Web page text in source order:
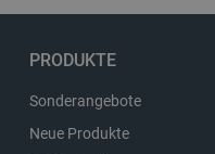
PRODUKTE
Sonderangebote
Neue Produkte
isListDisplay
LaSID